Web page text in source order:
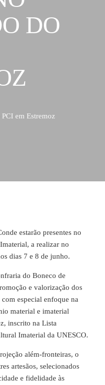
DO
em Estremoz
estarão presentes no
a realizar no
dias 7 e 8 de junho.
do Boneco de
e valorização dos
especial enfoque na
material e imaterial
inscrito na Lista
Imaterial da UNESCO.
além-fronteiras, o
artesãos, selecionados
e fidelidade às